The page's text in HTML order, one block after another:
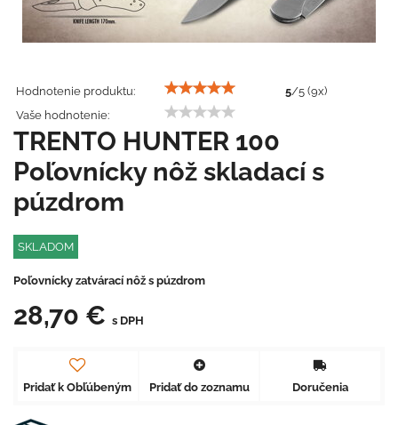
Hodnotenie produktu: 5/5 (9x)
Vaše hodnotenie:
TRENTO HUNTER 100
Poľovnícky nôž skladací s
púzdrom
SKLADOM
Poľovnícky zatvárací nôž s púzdrom
28,70 € s DPH
Pridať k Obľúbeným Pridať do zoznamu Doručenia